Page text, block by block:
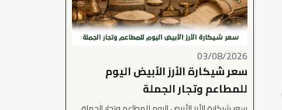
03/08/2026
سعر شيكارة الأرز الأبيض اليوم
للمطاعم وتجار الجملة